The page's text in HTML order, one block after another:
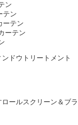
ン
テン
ーテン
ーテン
ンドウトリートメント
ロールスクリーン＆ブラ